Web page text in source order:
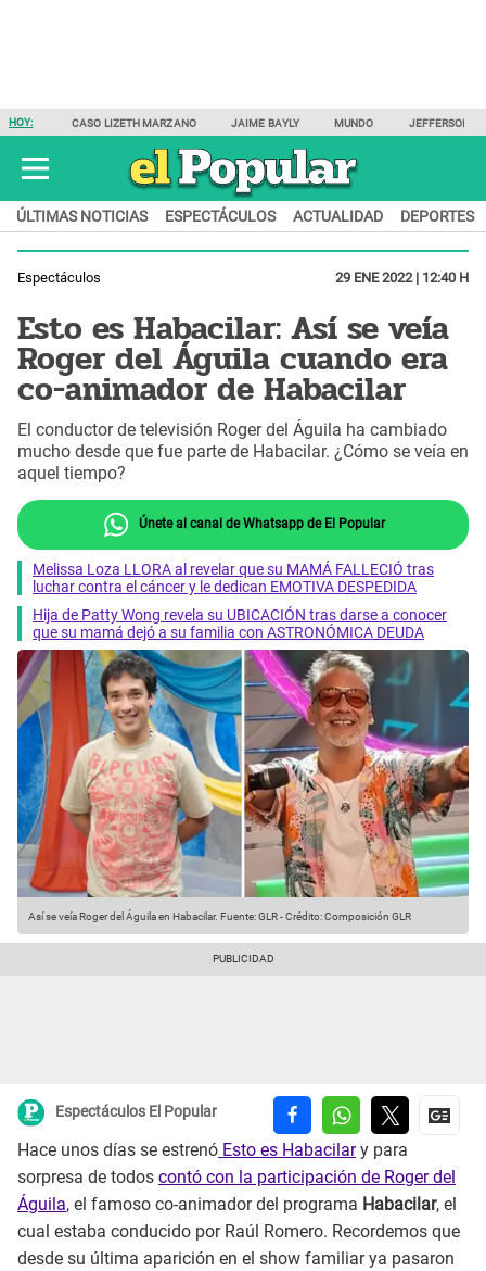
HOY: CASO LIZETH MARZANO JAIME BAYLY MUNDO JEFFERSON
ÚLTIMAS NOTICIAS ESPECTÁCULOS ACTUALIDAD DEPORTES
Espectáculos 29 ENE 2022 | 12:40 H
Esto es Habacilar: Así se veía
Roger del Águila cuando era
co-animador de Habacilar
El conductor de televisión Roger del Águila ha cambiado
mucho desde que fue parte de Habacilar. ¿Cómo se veía en
aquel tiempo?
Únete al canal de Whatsapp de El Popular
Melissa Loza LLORA al revelar que su MAMÁ FALLECIÓ tras
luchar contra el cáncer y le dedican EMOTIVA DESPEDIDA
Hija de Patty Wong revela su UBICACIÓN tras darse a conocer
que su mamá dejó a su familia con ASTRONÓMICA DEUDA
Así se veía Roger del Águila en Habacilar. Fuente: GLR-Crédito: Composición GLR
Espectáculos El Popular
Hace unos días se estrenó Esto es Habacilary para
sorpresa de todos contó con la participación de Roger del
Águila, el famoso co-animador del programa Habacilar, el
cual estaba conducido por Raúl Romero. Recordemos que
desde su última aparición en el show familiar ya pasaron